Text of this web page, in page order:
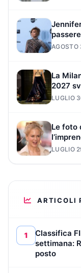
AGOSTO
La
2027
LUGLIO
Le foto
LUGLIO
ARTICOLI
1
Classifica
settimana:
posto